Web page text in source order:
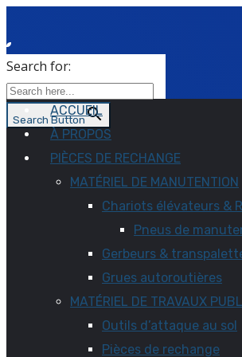
Search for:
Search Button
ACCUEIL
À PROPOS
PIÈCES DE RECHANGE
MATÉRIEL DE MANUTENTION
Chariots élévateurs &
Pneus de
Gerbeurs &
Grues autoroutières
MATÉRIEL DE TRAVAUX
Outils d’attaque au sol
Pièces de rechange